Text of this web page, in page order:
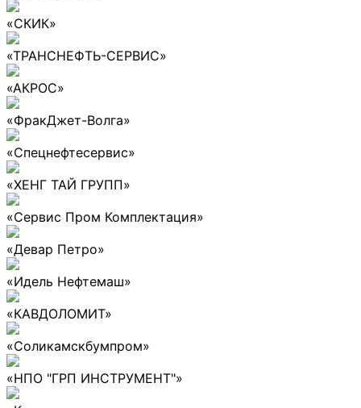
«СКИК»
«ТРАНСНЕФТЬ-СЕРВИС»
«АКРОС»
«ФракДжет-Волга»
«Спецнефтесервис»
«ХЕНГ ТАЙ ГРУПП»
«Сервис Пром Комплектация»
«Девар Петро»
«Идель Нефтемаш»
«КАВДОЛОМИТ»
«Соликамскбумпром»
«НПО "ГРП ИНСТРУМЕНТ"»